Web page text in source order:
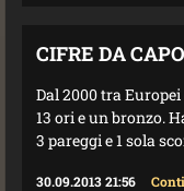
CIFRE DA
Dal 2000 tra
13 ori e un bronzo.
3 pareggi e 1 sola
30.09.2013 21:56